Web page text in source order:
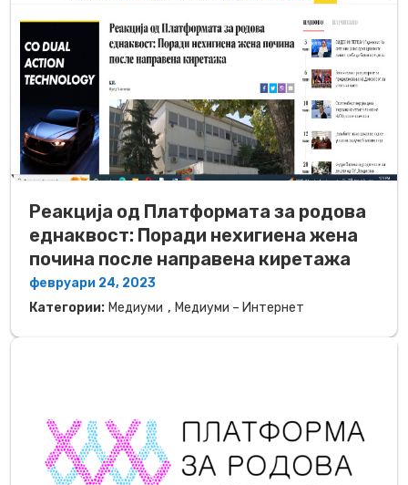
Реакција од Платформата за родова
еднаквост: Поради нехигиена жена
почина после направена киретажа
февруари 24, 2023
Категории: Медиуми , Медиуми – Интернет